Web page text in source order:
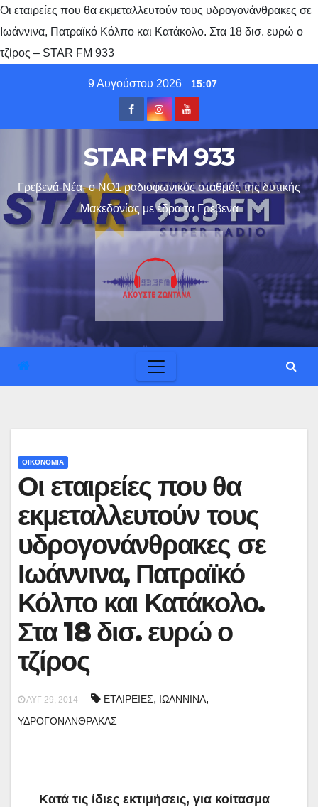
Οι εταιρείες που θα εκμεταλλευτούν τους υδρογονάνθρακες σε
Ιωάννινα, Πατραϊκό Κόλπο και Κατάκολο. Στα 18 δισ. ευρώ ο
τζίρος – STAR FM 933
9 Αυγούστου 2026 15:07
STAR FM 933
Γρεβενά-Νέα- ο ΝΟ1 ραδιοφωνικός σταθμός της δυτικής
Μακεδονίας με έδρα τα Γρεβενα
ΟΙΚΟΝΟΜΙΑ
Οι εταιρείες που θα
εκμεταλλευτούν τους
υδρογονάνθρακες σε
Ιωάννινα, Πατραϊκό
Κόλπο και Κατάκολο.
Στα 18 δισ. ευρώ ο
τζίρος
ΑΥΓ 29, 2014 ΕΤΑΙΡΕΙΕΣ, ΙΩΑΝΝΙΝΑ,
ΥΔΡΟΓΟΝΑΝΘΡΑΚΑΣ
Κατά τις ίδιες εκτιμήσεις, για κοίτασμα